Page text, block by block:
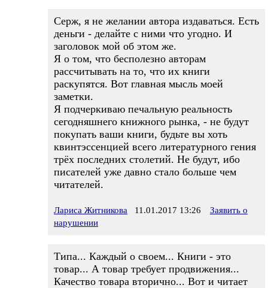
Серж, я не желании автора издаваться. Есть
деньги - делайте с ними что угодно. И
заголовок мой об этом же.
Я о том, что бесполезно авторам
рассчитывать на то, что их книги
раскупятся. Вот главная мысль моей
заметки.
Я подчеркиваю печальную реальность
сегодняшнего книжного рынка, - не будут
покупать ваши книги, будьте вы хоть
квинтэссенцией всего литературного гения
трёх последних столетий. Не будут, ибо
писателей уже давно стало больше чем
читателей.
Лариса Житникова 11.01.2017 13:26
Заявить о
нарушении
Типа... Каждый о своем... Книги - это
товар... А товар требует продвижения...
Качество товара вторично... Вот и читает